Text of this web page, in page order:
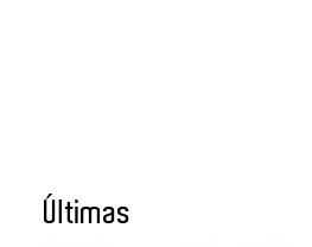
Últimas